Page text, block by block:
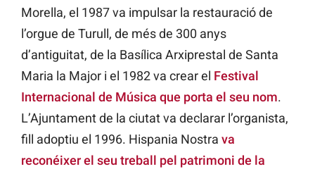
Morella, el 1987 va impulsar la restauració de
l’orgue de Turull, de més de 300 anys
d’antiguitat, de la Basílica Arxiprestal de Santa
Maria la Major i el 1982 va crear el Festival
Internacional de Música que porta el seu nom.
L’Ajuntament de la ciutat va declarar l’organista,
fill adoptiu el 1996. Hispania Nostra va
reconéixer el seu treball pel patrimoni de la